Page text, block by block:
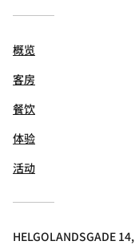
概览
客房
餐饮
体验
活动
HELGOLANDSGADE 14,